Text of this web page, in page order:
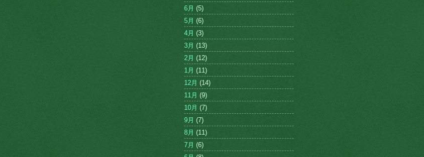
6月 (5)
5月 (6)
4月 (3)
3月 (13)
2月 (12)
1月 (11)
12月 (14)
11月 (9)
10月 (7)
9月 (7)
8月 (11)
7月 (6)